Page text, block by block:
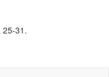
25-31.